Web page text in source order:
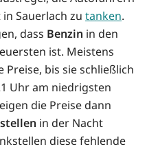
Sauerlach zu tanken.
dass Benzin in den
ist. Meistens
Preise, bis sie schließlich
Uhr am niedrigsten
die Preise dann
in der Nacht
diese fehlende